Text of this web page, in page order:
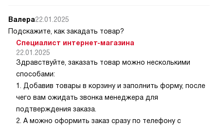
теряет своего внешнего вида даже после долгого
использования.
Изначально я был немного скептически настроен по
поводу покупки такого противня, ведь его цена была
выше, чем у других аналогов. Но теперь могу с
уверенностью сказать, что это было стоит того.
Качество, функциональность и долговечность этого
противня полностью оправдывают его стоимость.
Я доволен покупкой и рекомендую этот противень всем,
Валера22.01.2025
Подскажите, как закадать товар?
Специалист интернет-магазина
22.01.2025
Здравствуйте, заказать товар можно несколькими
способами:
1. Добавив товары в корзину и заполнить форму, после
чего вам ожидать звонка менеджера для
подтверждения заказа.
2. А можно оформить заказ сразу по телефону с